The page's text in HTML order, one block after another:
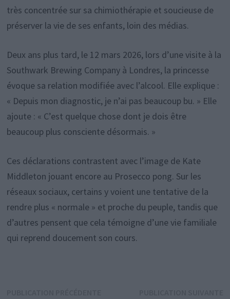
très concentrée sur sa chimiothérapie et soucieuse de
préserver la vie de ses enfants, loin des médias.
Deux ans plus tard, le 12 mars 2026, lors d’une visite à la
Southwark Brewing Company à Londres, la princesse
évoque sa relation modifiée avec l’alcool. Elle explique :
« Depuis mon diagnostic, je n’ai pas beaucoup bu. » Elle
ajoute : « C’est quelque chose dont je dois être
beaucoup plus consciente désormais. »
Ces déclarations contrastent avec l’image de Kate
Middleton jouant encore au Prosecco pong. Sur les
réseaux sociaux, certains y voient une tentative de la
rendre plus « normale » et proche du peuple, tandis que
d’autres pensent que cela témoigne d’une vie familiale
qui reprend doucement son cours.